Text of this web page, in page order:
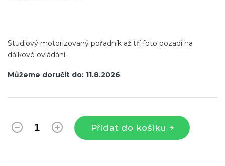
cena:
Můžeme doručit do: 11.8.2026
Přidat do košíku
Studiový motorizovaný pořadník až tří foto pozadí na
dálkové ovládání.